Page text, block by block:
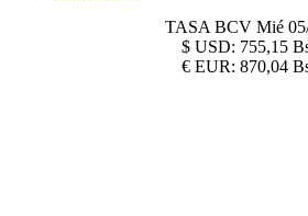
TASA BCV Mié
$ USD: 755,15
€ EUR: 870,04